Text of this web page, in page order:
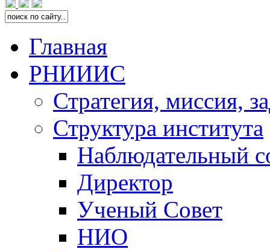
Главная
РНИИИС
Стратегия, миссия,
Структура института
Наблюдательный
Директор
Ученый Совет
НИО